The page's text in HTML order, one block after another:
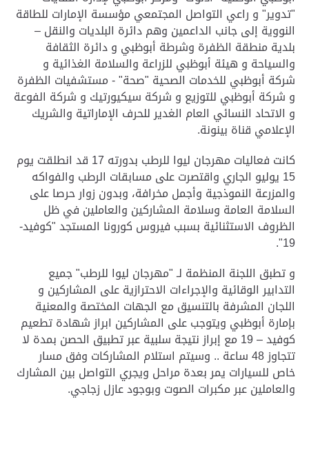
"تدوير" و راعي التواصل المجتمعي مؤسسة الإمارات للطاقة
النووية إلى جانب الداعمين وهم دائرة البلديات والنقل –
بلدية منطقة الظفرة وشرطة أبوظبي و دائرة الثقافة
والسياحة و هيئة أبوظبي للزراعة والسلامة الغذائية و
شركة أبوظبي للخدمات الصحية "صحة" - مستشفيات الظفرة
و شركة أبوظبي للتوزيع و شركة سيكيورتيك و شركة الفوعة
و الاتحاد النسائي العام الغدير للحرف الإماراتية والشريك
الإعلامي قناة بينونة.
كانت فعاليات مهرجان ليوا للرطب بدورته 17 قد انطلقت يوم
15 يوليو الجاري واقتصرت على مسابقات الرطب والفواكه
والمزرعة النموذجية وأجمل مخرافة، وبدون زوار حرصا على
السلامة العامة وسلامة المشاركين والعاملين في ظل
الظروف الاستثنائية بسبب فيروس كورونا المستجد "كوفيد-
19".
و تطبق اللجنة المنظمة لـ "مهرجان ليوا للرطب" جميع
التدابير الوقائية والإجراءات الاحترازية على المشاركين و
اللجان المشرفة بالتنسيق مع الجهات المختصة والمعنية
بإمارة أبوظبي ويتوجب على المشاركين ابراز شهادة تطعيم
كوفيد – 19 مع إبراز نتيجة سلبية عبر تطبيق الحصن بمدة لا
تتجاوز 48 ساعة .. وسيتم استلام المشاركات وفق مسار
خاص للسيارات يمر بعدة مراحل ويجري التواصل بين المشارك
والعاملين عبر مكبرات الصوت وبوجود عازل زجاجي.